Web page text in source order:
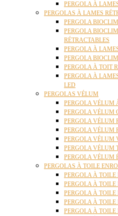
PERGOLA À
PERGOLAS À LAMES
PERGOLA
PERGOLA
RÉTRACTABLES
PERGOLA À
PERGOLA
PERGOLA À TOIT
PERGOLA À
LED
PERGOLAS VÉLUM
PERGOLA VÉLUM
PERGOLA VÉLUM
PERGOLA VÉLUM
PERGOLA VÉLUM
PERGOLA VÉLUM
PERGOLA VÉLUM
PERGOLA VÉLUM
PERGOLAS À TOILE
PERGOLA À
PERGOLA À
PERGOLA À
PERGOLA À TOILE
PERGOLA À TOILE